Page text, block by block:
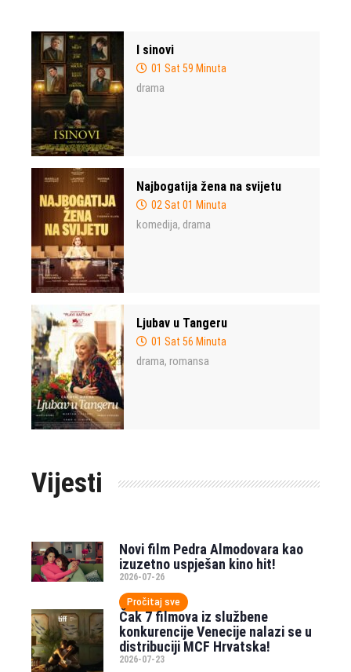
I sinovi
01 Sat 59 Minuta
drama
Najbogatija žena na svijetu
02 Sat 01 Minuta
komedija, drama
Ljubav u Tangeru
01 Sat 56 Minuta
drama, romansa
Vijesti
Novi film Pedra Almodovara kao
izuzetno uspješan kino hit!
2026-07-26
Pročitaj sve
Čak 7 filmova iz službene
konkurencije Venecije nalazi se u
distribuciji MCF Hrvatska!
2026-07-23